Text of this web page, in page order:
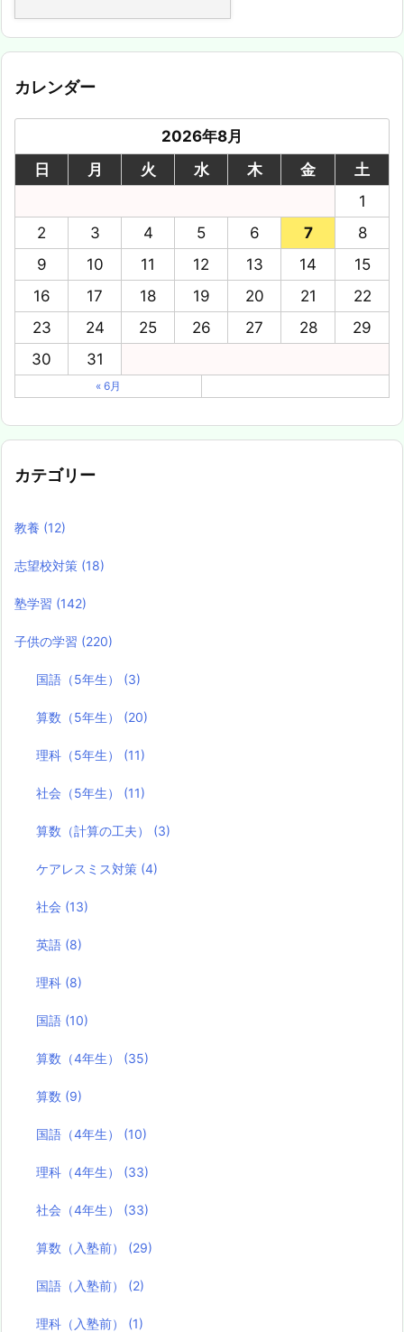
カレンダー
2026年8月
日
月 火 水 木 金
土
1
2
3 4 5 6 7
8
9
10 11 12 13 14
15
16
17 18 19 20 21
22
23
24 25 26 27 28
29
30
31
« 6月
カテゴリー
教養 (12)
志望校対策 (18)
塾学習 (142)
子供の学習 (220)
国語（5年生） (3)
算数（5年生） (20)
理科（5年生） (11)
社会（5年生） (11)
算数（計算の工夫） (3)
ケアレスミス対策 (4)
社会 (13)
英語 (8)
理科 (8)
国語 (10)
算数（4年生） (35)
算数 (9)
国語（4年生） (10)
理科（4年生） (33)
社会（4年生） (33)
算数（入塾前） (29)
国語（入塾前） (2)
理科（入塾前） (1)